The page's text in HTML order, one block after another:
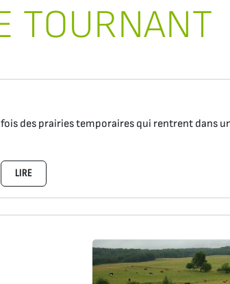
TOURNANT
fois des prairies temporaires qui rentrent dans
LIRE